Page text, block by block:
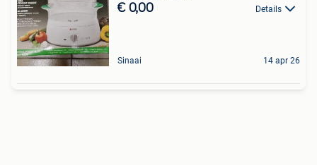
€ 0,00 Details
Sinaai 14 apr 26